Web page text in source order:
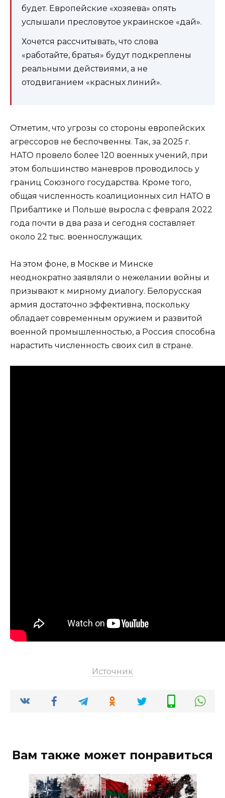
будет. Европейские «хозяева» опять
услышали пресловутое украинское «дай».
Хочется рассчитывать, что слова
«работайте, братья» будут подкреплены
реальными действиями, а не
отодвиганием «красных линий».
Отметим, что угрозы со стороны европейских
агрессоров не беспочвенны. Так, за 2025 г.
НАТО провело более 120 военных учений, при
этом большинство маневров проводилось у
границ Союзного государства. Кроме того,
общая численность коалиционных сил НАТО в
Прибалтике и Польше выросла с февраля 2022
года почти в два раза и сегодня составляет
около 22 тыс. военнослужащих.
На этом фоне, в Москве и Минске
неоднократно заявляли о нежелании войны и
призывают к мирному диалогу. Белорусская
армия достаточно эффективна, поскольку
обладает современным оружием и развитой
военной промышленностью, а Россия способна
нарастить численность своих сил в стране.
Источник
Вам также может понравиться